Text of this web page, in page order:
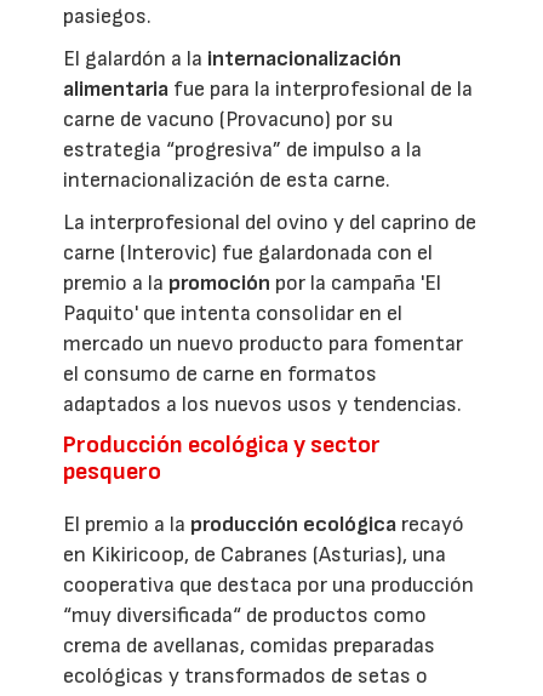
pasiegos.
El galardón a la internacionalización
alimentaria fue para la interprofesional de la
carne de vacuno (Provacuno) por su
estrategia “progresiva” de impulso a la
internacionalización de esta carne.
La interprofesional del ovino y del caprino de
carne (Interovic) fue galardonada con el
premio a la promoción por la campaña 'El
Paquito' que intenta consolidar en el
mercado un nuevo producto para fomentar
el consumo de carne en formatos
adaptados a los nuevos usos y tendencias.
Producción ecológica y sector
pesquero
El premio a la producción ecológica recayó
en Kikiricoop, de Cabranes (Asturias), una
cooperativa que destaca por una producción
“muy diversificada“ de productos como
crema de avellanas, comidas preparadas
ecológicas y transformados de setas o